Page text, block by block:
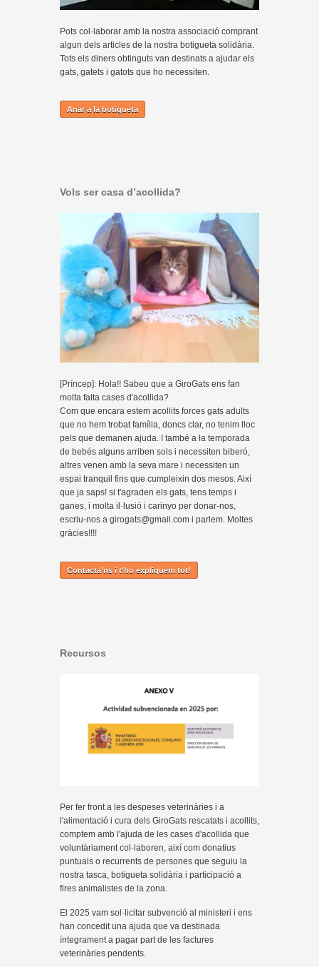
Pots col·laborar amb la nostra associació comprant
algun dels articles de la nostra botigueta solidària.
Tots els diners obtinguts van destinats a ajudar els
gats, gatets i gatots que ho necessiten.
Anar a la botigueta
Vols ser casa d’acollida?
[Príncep]: Hola!! Sabeu que a GiroGats ens fan
molta falta cases d'acollida?
Com que encara estem acollits forces gats adults
que no hem trobat família, doncs clar, no tenim lloc
pels que demanen ajuda. I també a la temporada
de bebés alguns arriben sols i necessiten biberó,
altres venen amb la seva mare i necessiten un
espai tranquil fins que cumpleixin dos mesos. Així
que ja saps! si t'agraden els gats, tens temps i
ganes, i molta il·lusió i carinyo per donar-nos,
escriu-nos a girogats@gmail.com i parlem. Moltes
gràcies!!!!
Contacta'ns i t'ho expliquem tot!
Recursos
Per fer front a les despeses veterinàries i a
l'alimentació i cura dels GiroGats rescatats i acollits,
comptem amb l'ajuda de les cases d'acollida que
voluntàriament col·laboren, així com donatius
puntuals o recurrents de persones que seguiu la
nostra tasca, botigueta solidària i participació a
fires animalistes de la zona.
El 2025 vam sol·licitar subvenció al ministeri i ens
han concedit una ajuda que va destinada
íntegrament a pagar part de les factures
veterinàries pendents.